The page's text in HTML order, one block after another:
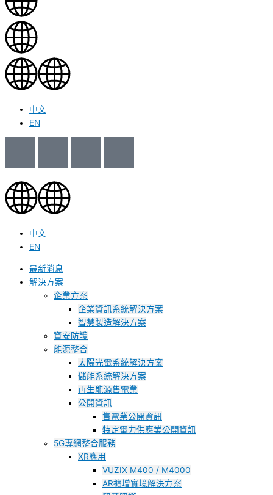
中文
EN
中文
EN
最新消息
解決方案
企業方案
企業資訊系統解決方案
智慧製造解決方案
資安防護
能源整合
太陽光電系統解決方案
儲能系統解決方案
再生能源售電業
公開資訊
售電業公開資訊
特定電力供應業公開資訊
5G專網整合服務
XR應用
VUZIX M400 / M4000
AR擴增實境解決方案